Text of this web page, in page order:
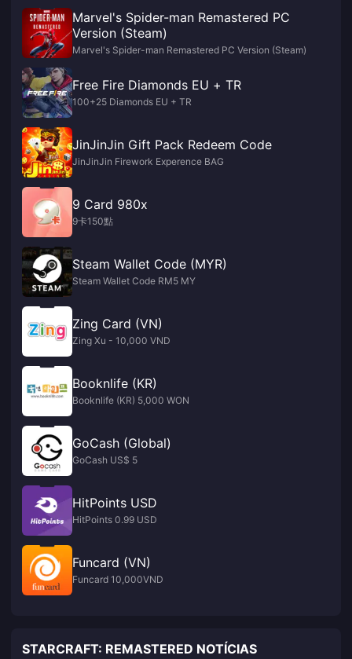
Marvel's Spider-man Remastered PC
Version (Steam)
Marvel's Spider-man Remastered PC Version (Steam)
Free Fire Diamonds EU + TR
100+25 Diamonds EU + TR
JinJinJin Gift Pack Redeem Code
JinJinJin Firework Experence BAG
9 Card 980x
9卡150點
Steam Wallet Code (MYR)
Steam Wallet Code RM5 MY
Zing Card (VN)
Zing Xu - 10,000 VND
Booknlife (KR)
Booknlife (KR) 5,000 WON
GoCash (Global)
GoCash US$ 5
HitPoints USD
HitPoints 0.99 USD
Funcard (VN)
Funcard 10,000VND
STARCRAFT: REMASTERED NOTÍCIAS